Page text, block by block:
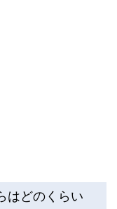
はどのくらい